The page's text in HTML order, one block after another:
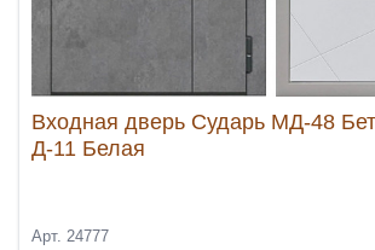
Входная дверь Сударь МД-48
Д-11 Белая
Арт. 24777